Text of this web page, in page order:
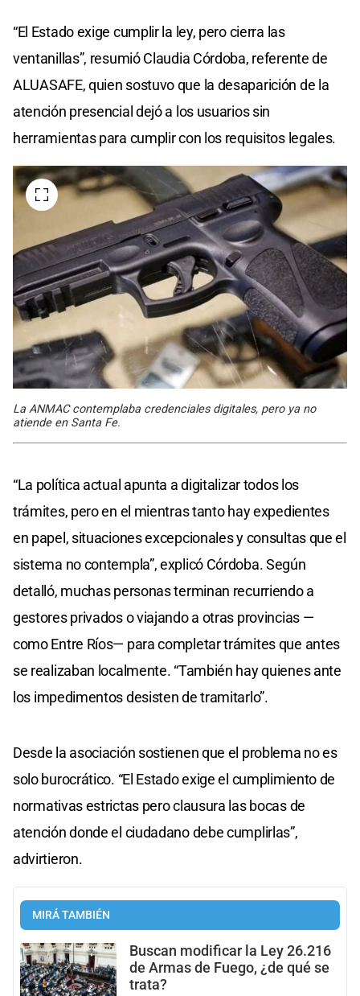
“El Estado exige cumplir la ley, pero cierra las
ventanillas”, resumió Claudia Córdoba, referente de
ALUASAFE, quien sostuvo que la desaparición de la
atención presencial dejó a los usuarios sin
herramientas para cumplir con los requisitos legales.
La ANMAC contemplaba credenciales digitales, pero ya no
atiende en Santa Fe.
“La política actual apunta a digitalizar todos los
trámites, pero en el mientras tanto hay expedientes
en papel, situaciones excepcionales y consultas que el
sistema no contempla”, explicó Córdoba. Según
detalló, muchas personas terminan recurriendo a
gestores privados o viajando a otras provincias —
como Entre Ríos— para completar trámites que antes
se realizaban localmente. “También hay quienes ante
los impedimentos desisten de tramitarlo”.
Desde la asociación sostienen que el problema no es
solo burocrático. “El Estado exige el cumplimiento de
normativas estrictas pero clausura las bocas de
atención donde el ciudadano debe cumplirlas”,
advirtieron.
MIRÁ TAMBIÉN
Buscan modificar la Ley 26.216
de Armas de Fuego, ¿de qué se
trata?